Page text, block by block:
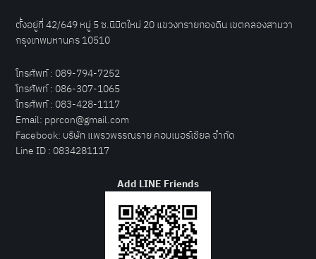
ตั้งอยู่ที่ 42/649 หมู่ 5 ซ.นิมิตใหม่ 20 แขวงทรายกองดิน เขตคลองสามวา
กรุงเทพมหานคร 10510
โทรศัพท์ : 089-794-7252
โทรศัพท์ : 086-307-1065
โทรศัพท์ : 083-428-1117
Email: pprcon@gmail.com
Facebook: บริษัท แพรวพรรณราย คอมเมอร์เชียล จำกัด
Line ID : 0834281117
Add LINE Friends